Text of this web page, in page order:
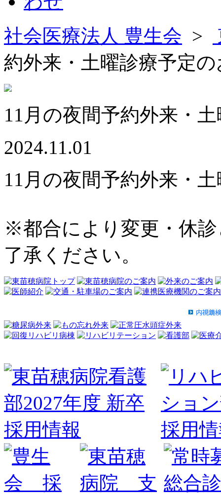
社会医療法人 豊生会 >
約外来・土曜診療予定
11月の夜間予約外来・
2024.11.01
11月の夜間予約外来・
※都合により変更・休
了承ください。